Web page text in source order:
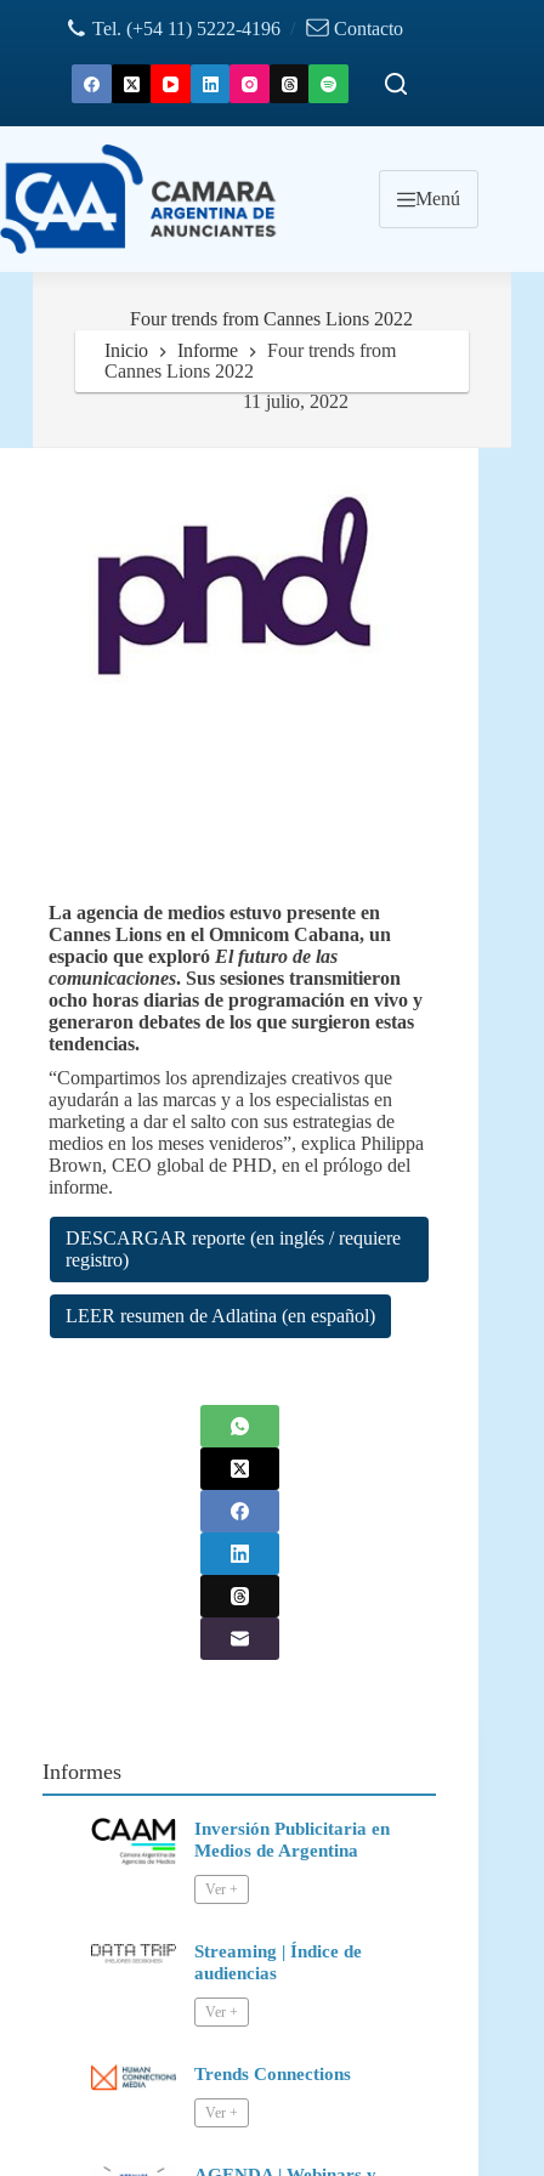
Tel. (+54 11) 5222-4196 / Contacto
Menú
Four trends from Cannes Lions 2022
11 julio, 2022
Inicio Informe
Four trends from
Cannes Lions 2022
La agencia de medios estuvo presente en
Cannes Lions en el Omnicom Cabana, un
espacio que exploró El futuro de las
comunicaciones. Sus sesiones transmitieron
ocho horas diarias de programación en vivo y
generaron debates de los que surgieron estas
tendencias.
“Compartimos los aprendizajes creativos que
ayudarán a las marcas y a los especialistas en
marketing a dar el salto con sus estrategias de
medios en los meses venideros”, explica Philippa
Brown, CEO global de PHD, en el prólogo del
informe.
DESCARGAR reporte (en inglés / requiere
registro)
LEER resumen de Adlatina (en español)
Informes
Inversión Publicitaria en
Medios de Argentina
Streaming | Índice de
audiencias
Trends Connections